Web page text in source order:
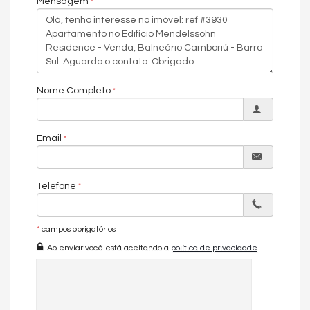
Elevador
Entrada p/ banhistas e box de praia
Espaço gourmet
Guarita de segurança
Hall de entrada decorado e mobiliado
Heliponto
Internet
Piscina infantil
Sala de jogos
Sauna
Aquecimento de Água
Churrasqueira
Nome Completo
Email
Telefone
* campos obrigatórios
Ao enviar você está aceitando a política de privacidade